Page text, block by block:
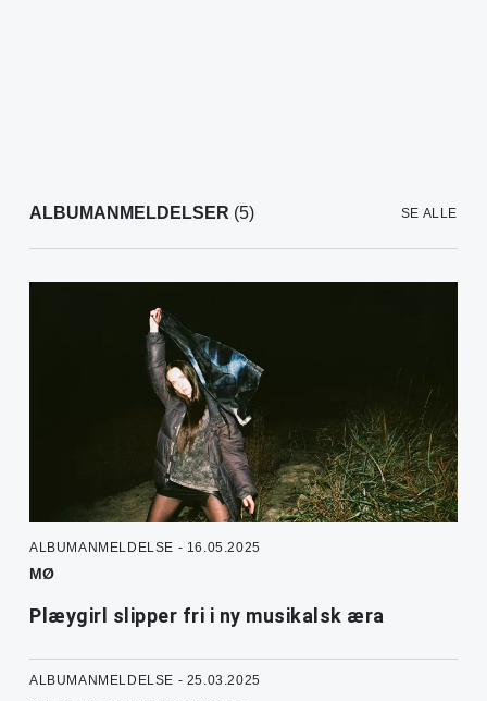
ALBUMANMELDELSER (5) SE ALLE
ALBUMANMELDELSE - 16.05.2025
MØ
Plæygirl slipper fri i ny musikalsk æra
ALBUMANMELDELSE - 25.03.2025